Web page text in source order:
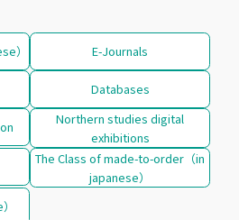
） E-Journals
Databases
Northern studies digital
exhibitions
The Class of made-to-order（in
japanese）